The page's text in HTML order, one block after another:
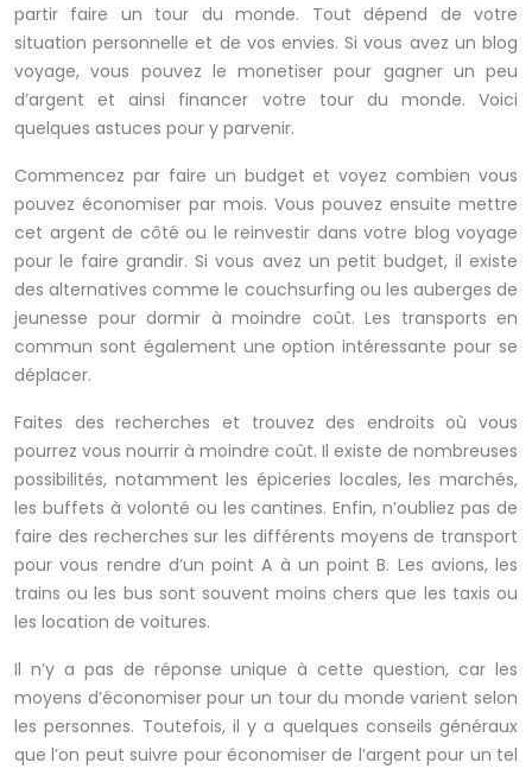
partir faire un tour du monde. Tout dépend de votre
situation personnelle et de vos envies. Si vous avez un blog
voyage, vous pouvez le monetiser pour gagner un peu
d’argent et ainsi financer votre tour du monde. Voici
quelques astuces pour y parvenir.
Commencez par faire un budget et voyez combien vous
pouvez économiser par mois. Vous pouvez ensuite mettre
cet argent de côté ou le reinvestir dans votre blog voyage
pour le faire grandir. Si vous avez un petit budget, il existe
des alternatives comme le couchsurfing ou les auberges de
jeunesse pour dormir à moindre coût. Les transports en
commun sont également une option intéressante pour se
déplacer.
Faites des recherches et trouvez des endroits où vous
pourrez vous nourrir à moindre coût. Il existe de nombreuses
possibilités, notamment les épiceries locales, les marchés,
les buffets à volonté ou les cantines. Enfin, n’oubliez pas de
faire des recherches sur les différents moyens de transport
pour vous rendre d’un point A à un point B. Les avions, les
trains ou les bus sont souvent moins chers que les taxis ou
les location de voitures.
Il n’y a pas de réponse unique à cette question, car les
moyens d’économiser pour un tour du monde varient selon
les personnes. Toutefois, il y a quelques conseils généraux
que l’on peut suivre pour économiser de l’argent pour un tel